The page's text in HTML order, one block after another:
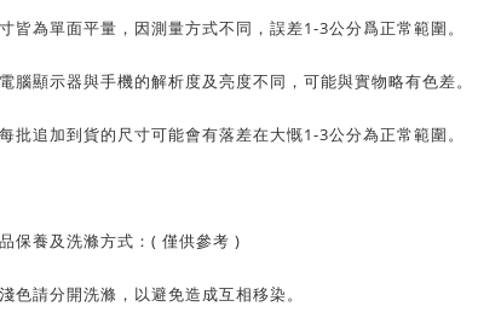
皆為單面平量，因測量方式不同，誤差1-3公分爲正常範圍。
腦顯示器與手機的解析度及亮度不同，可能與實物略有色差。
批追加到貨的尺寸可能會有落差在大慨1-3公分為正常範圍。
保養及洗滌方式：( 僅供參考 )
色請分開洗滌，以避免造成互相移染。